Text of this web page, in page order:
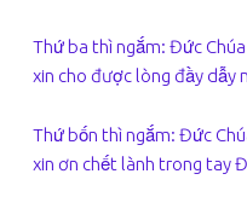
Thứ ba thì ngắm: Đức
xin cho được lòng đầy dẫy
Thứ bốn thì ngắm: Đức
xin ơn chết lành trong tay